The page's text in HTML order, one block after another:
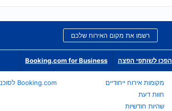
רשמו את מקום האירוח שלכם
הפכו לשותפי הפצה Booking.com for Business
מקומות אירוח ייחודיים
חוות דעת
שהיות חודשיות
Booking.com לסוכני נסיעות